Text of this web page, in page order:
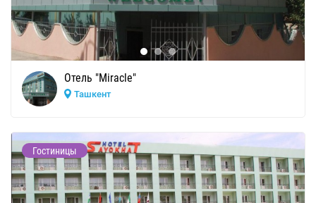
Отель "Miracle"
Ташкент
Гостиницы